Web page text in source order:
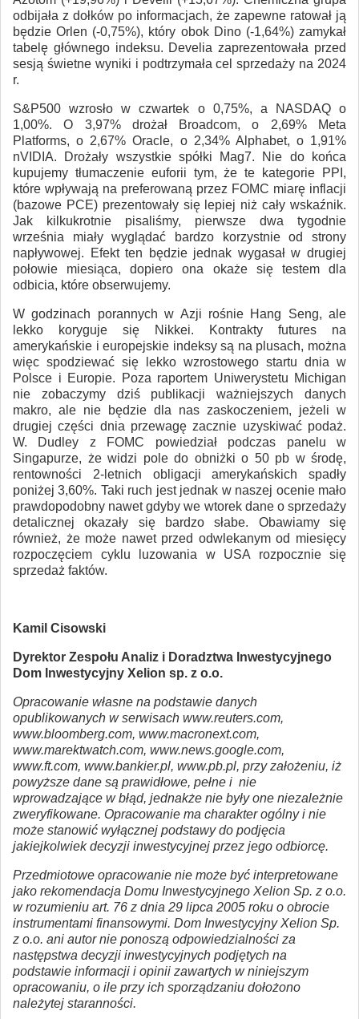
odbijała z dołków po informacjach, że zapewne ratował ją
będzie Orlen (-0,75%), który obok Dino (-1,64%) zamykał
tabelę głównego indeksu. Develia zaprezentowała przed
sesją świetne wyniki i podtrzymała cel sprzedaży na 2024
r.
S&P500 wzrosło w czwartek o 0,75%, a NASDAQ o
1,00%. O 3,97% drożał Broadcom, o 2,69% Meta
Platforms, o 2,67% Oracle, o 2,34% Alphabet, o 1,91%
nVIDIA. Drożały wszystkie spółki Mag7. Nie do końca
kupujemy tłumaczenie euforii tym, że te kategorie PPI,
które wpływają na preferowaną przez FOMC miarę inflacji
(bazowe PCE) prezentowały się lepiej niż cały wskaźnik.
Jak kilkukrotnie pisaliśmy, pierwsze dwa tygodnie
września miały wyglądać bardzo korzystnie od strony
napływowej. Efekt ten będzie jednak wygasał w drugiej
połowie miesiąca, dopiero ona okaże się testem dla
odbicia, które obserwujemy.
W godzinach porannych w Azji rośnie Hang Seng, ale
lekko koryguje się Nikkei. Kontrakty futures na
amerykańskie i europejskie indeksy są na plusach, można
więc spodziewać się lekko wzrostowego startu dnia w
Polsce i Europie. Poza raportem Uniwerystetu Michigan
nie zobaczymy dziś publikacji ważniejszych danych
makro, ale nie będzie dla nas zaskoczeniem, jeżeli w
drugiej części dnia przewagę zacznie uzyskiwać podaż.
W. Dudley z FOMC powiedział podczas panelu w
Singapurze, że widzi pole do obniżki o 50 pb w środę,
rentowności 2-letnich obligacji amerykańskich spadły
poniżej 3,60%. Taki ruch jest jednak w naszej ocenie mało
prawdopodobny nawet gdyby we wtorek dane o sprzedaży
detalicznej okazały się bardzo słabe. Obawiamy się
również, że może nawet przed odwlekanym od miesięcy
rozpoczęciem cyklu luzowania w USA rozpocznie się
sprzedaż faktów.
Kamil Cisowski
Dyrektor Zespołu Analiz i Doradztwa Inwestycyjnego
Dom Inwestycyjny Xelion sp. z o.o.
Opracowanie własne na podstawie danych
opublikowanych w serwisach www.reuters.com,
www.bloomberg.com, www.macronext.com,
www.marektwatch.com, www.news.google.com,
www.ft.com, www.bankier.pl, www.pb.pl, przy założeniu, iż
powyższe dane są prawidłowe, pełne i nie
wprowadzające w błąd, jednakże nie były one niezależnie
zweryfikowane. Opracowanie ma charakter ogólny i nie
może stanowić wyłącznej podstawy do podjęcia
jakiejkolwiek decyzji inwestycyjnej przez jego odbiorcę.
Przedmiotowe opracowanie nie może być interpretowane
jako rekomendacja Domu Inwestycyjnego Xelion Sp. z o.o.
w rozumieniu art. 76 z dnia 29 lipca 2005 roku o obrocie
instrumentami finansowymi. Dom Inwestycyjny Xelion Sp.
z o.o. ani autor nie ponoszą odpowiedzialności za
następstwa decyzji inwestycyjnych podjętych na
podstawie informacji i opinii zawartych w niniejszym
opracowaniu, o ile przy ich sporządzaniu dołożono
należytej staranności.